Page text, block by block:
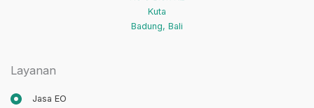
Kuta
Badung, Bali
Layanan
Jasa EO